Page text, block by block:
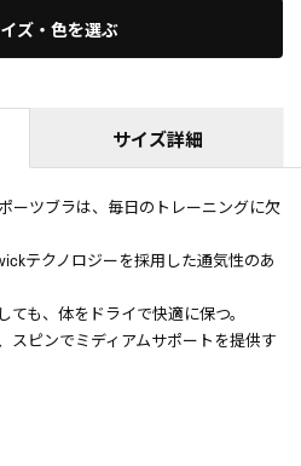
ズ・色を選ぶ
サイズ詳細
ーツブラは、毎日のトレーニングに欠
テクノロジーを採用した通気性のあ
も、体をドライで快適に保つ。
スピンでミディアムサポートを提供す